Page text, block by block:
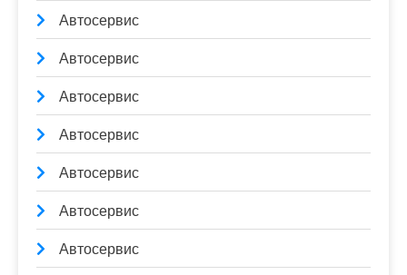
Автосервис
Автосервис
Автосервис
Автосервис
Автосервис
Автосервис
Автосервис